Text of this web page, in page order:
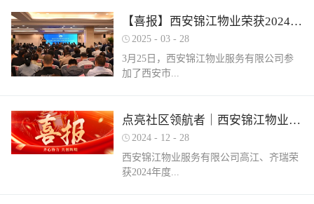
市住房和城乡建设局指导、市物业管理行
业协会主办，是全市物业管理行业一年一
度规格最高、水平最强、影响最广的职业
技能盛会。本次竞赛，共有来自全市60余
家物业企业的1300余名物业从业人员参
梦长安 精技赋能未来”，全面夯实行业人
才基础。参赛环节西安锦江物业作为西安
织并参与协会各项赛事，均取得傲人的成
绩。今年为了锻炼队伍，搭建更广阔的成
业主做好夏季安全防范工作。风险在于防
范，平安才是幸福！西安锦江物业提醒
夏季高温，引发火灾事故占比较高，空
调、冰箱、电风扇等大功率电器的使用频
中要通风、散热，防止温度过高引发火
灾。空调、电风扇等电器设备不宜长时间
使用，离人时应及时关闭电源。电动车应
在室外专用充电桩充电，不得在室内、走
【喜报】西安锦江物业荣获2024年度优秀单位、全市技能竞赛优秀个人及优秀组织单位多项荣誉
2025 - 03 - 28
3月25日，西安锦江物业服务有限公司参
加了西安市...
物业管理行业协会组织召开的第三届会员
（代表）大会第四次全体会议暨物业高质
员单位及“安居物业杯”西安市物业管理行
业职业技能竞赛优秀个人及优秀组织单位
点亮社区领航者｜西安锦江物业高江、齐瑞获得“优秀项目经理”荣誉称号
2024 - 12 - 28
西安锦江物业服务有限公司高江、齐瑞荣
获2024年度...